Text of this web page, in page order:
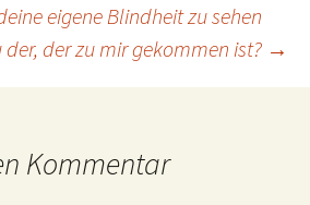
eigene Blindheit zu sehen
der, der zu mir gekommen ist? →
Kommentar